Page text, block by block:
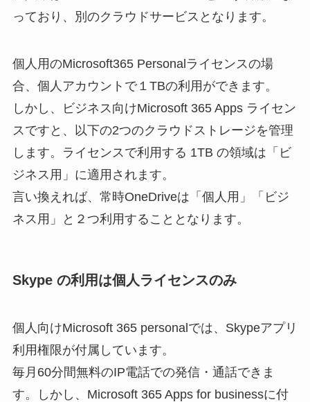
っており、別のクラウドサービスとなります。
個人用のMicrosoft365 Personalライセンスの場
合、個人アカウントで１TBの利用ができます。
しかし、ビジネス向けMicrosoft 365 Apps ライセン
スですと、以下の2つのクラウドストレージを管理
します。ライセンスで利用する 1TB の領域は「ビ
ジネス用」に適用されます。
言い換えれば、常時OneDriveは「個人用」「ビジ
ネス用」と２つ利用することとなります。
Skype の利用は個人ライセンスのみ
個人向けMicrosoft 365 personalでは、Skypeアプリ
利用権限が付属しています。
毎月60分間無料のIP電話での発信・通話できま
す。しかし、Microsoft 365 Apps for businessに付